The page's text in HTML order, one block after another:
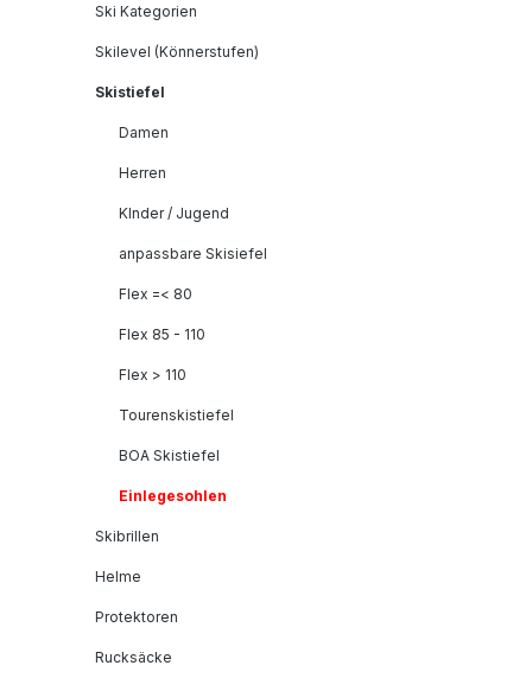
Ski Kategorien
Skilevel (Könnerstufen)
Skistiefel
Damen
Herren
KInder / Jugend
anpassbare Skisiefel
Flex =< 80
Flex 85 - 110
Flex > 110
Tourenskistiefel
BOA Skistiefel
Einlegesohlen
Skibrillen
Helme
Protektoren
Rucksäcke